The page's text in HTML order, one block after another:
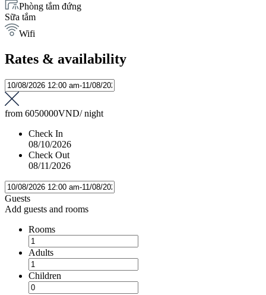
Phòng tắm đứng
Sữa tắm
Wifi
Rates & availability
from 6050000VND/ night
Check In
08/10/2026
Check Out
08/11/2026
Guests
Add guests and rooms
Rooms
Adults
Children